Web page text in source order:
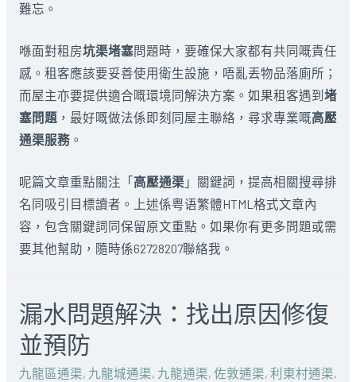
難忘。
喺面對租房坑渠堵塞問題時，要確保大家都有共同嘅責任
感。租客應該要妥善使用衛生設施，唔亂丟物品落廁所；
而屋主亦要提供適合嘅環境同解決方案。如果租客遇到堵
塞問題，最好嘅做法係即刻同屋主聯絡，尋求專業嘅高壓
通渠服務。
呢篇文章重點關注「高壓通渠」關鍵詞，提高相關搜尋排
名同吸引目標讀者。上述係粤语繁體HTML格式文章內
容，包含關鍵詞同保留原文重點。如果你有更多問題或需
要其他幫助，隨時係62728207聯絡我。
漏水問題解決：找出原因修復
並預防
九龍區通渠, 九龍城通渠, 九龍通渠, 佐敦通渠, 利東村通渠,